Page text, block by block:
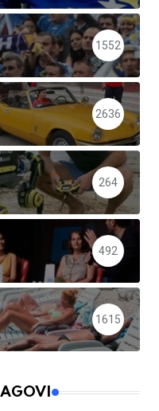
1552
2636
264
492
1615